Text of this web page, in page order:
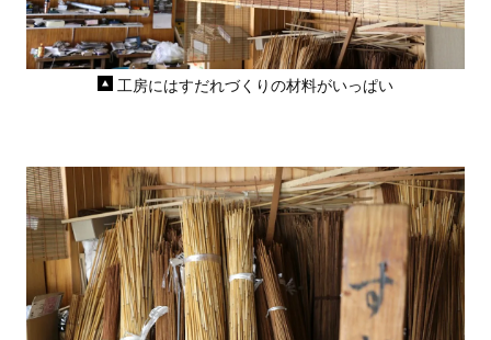
工房にはすだれづくりの材料がいっぱい